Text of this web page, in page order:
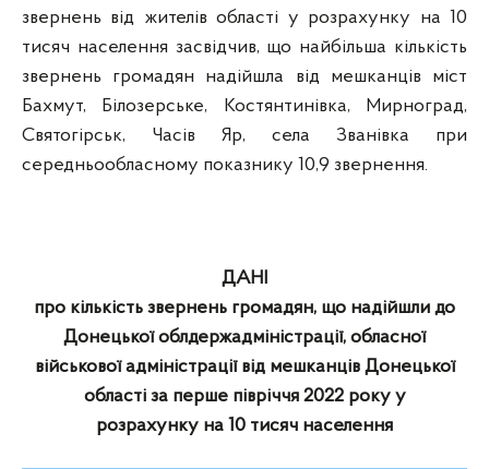
звернень від жителів області у розрахунку на 10
тисяч населення засвідчив, що найбільша кількість
звернень громадян надійшла від мешканців міст
Бахмут, Білозерське, Костянтинівка, Мирноград,
Святогірськ, Часів Яр, села Званівка при
середньообласному показнику 10,9 звернення.
ДАНІ
про кількість звернень громадян, що надійшли до
Донецької облдержадміністрації, обласної
військової адміністрації від мешканців Донецької
області за перше півріччя 2022 року у
розрахунку на 10 тисяч населення